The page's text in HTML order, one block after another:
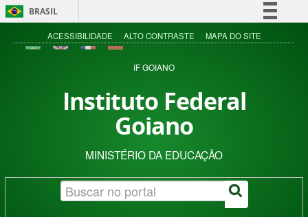
BRASIL
Simplifique!
Acesso à informação
ACESSIBILIDADE ALTO CONTRASTE MAPA DO SITE
IF GOIANO
Instituto Federal
Goiano
MINISTÉRIO DA EDUCAÇÃO